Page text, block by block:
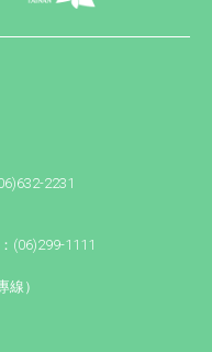
2231
(06)299-1111
）